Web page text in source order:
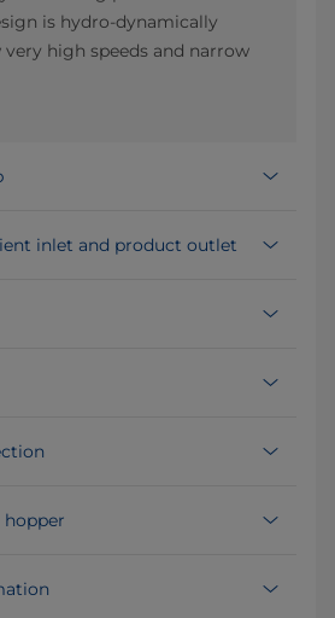
is hydro-dynamically
high speeds and narrow
inlet and product outlet